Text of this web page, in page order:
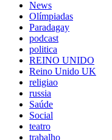
News
Olímpiadas
Paradagay
podcast
politica
REINO UNIDO
Reino Unido UK
religiao
russia
Saúde
Social
teatro
trabalho